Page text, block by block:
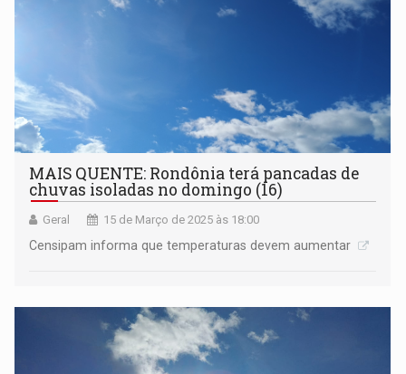
MAIS QUENTE: Rondônia terá pancadas de
chuvas isoladas no domingo (16)
Geral 15 de Março de 2025 às 18:00
Censipam informa que temperaturas devem aumentar